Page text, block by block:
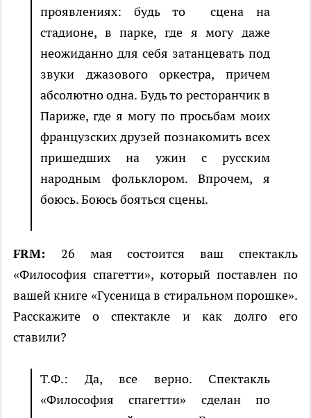
проявлениях: будь то сцена на
стадионе, в парке, где я могу даже
неожиданно для себя затанцевать под
звуки джазового оркестра, причем
абсолютно одна. Будь то ресторанчик в
Париже, где я могу по просьбам моих
французских друзей познакомить всех
пришедших на ужин с русским
народным фольклором. Впрочем, я
боюсь. Боюсь бояться сцены.
FRM: 26 мая состоится ваш спектакль
«Философия спагетти», который поставлен по
вашей книге «Гусеница в стиральном порошке».
Расскажите о спектакле и как долго его
ставили?
Т.Ф.: Да, все верно. Спектакль
«Философия спагетти» сделан по